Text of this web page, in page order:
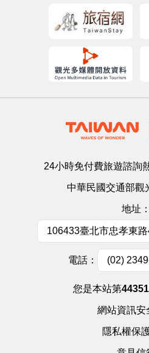
24小時免付費旅遊諮詢
中華民國交通部觀
地址：
106433臺北市忠孝東
電話： (02)
您是本站第
網站資訊安
隱私權保